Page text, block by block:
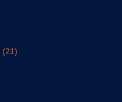
(21)